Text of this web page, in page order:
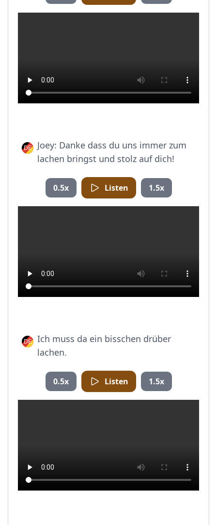
Joey: Danke dass du uns immer zum
lachen bringst und stolz auf dich!
0.5x Listen 1.5x
Ich muss da ein bisschen drüber
lachen.
0.5x Listen 1.5x